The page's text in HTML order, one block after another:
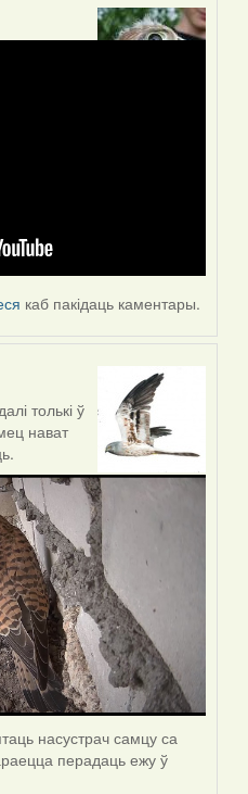
каб пакідаць каментары.
толькі ў
нават
насустрач самцу са
перадаць ежу ў